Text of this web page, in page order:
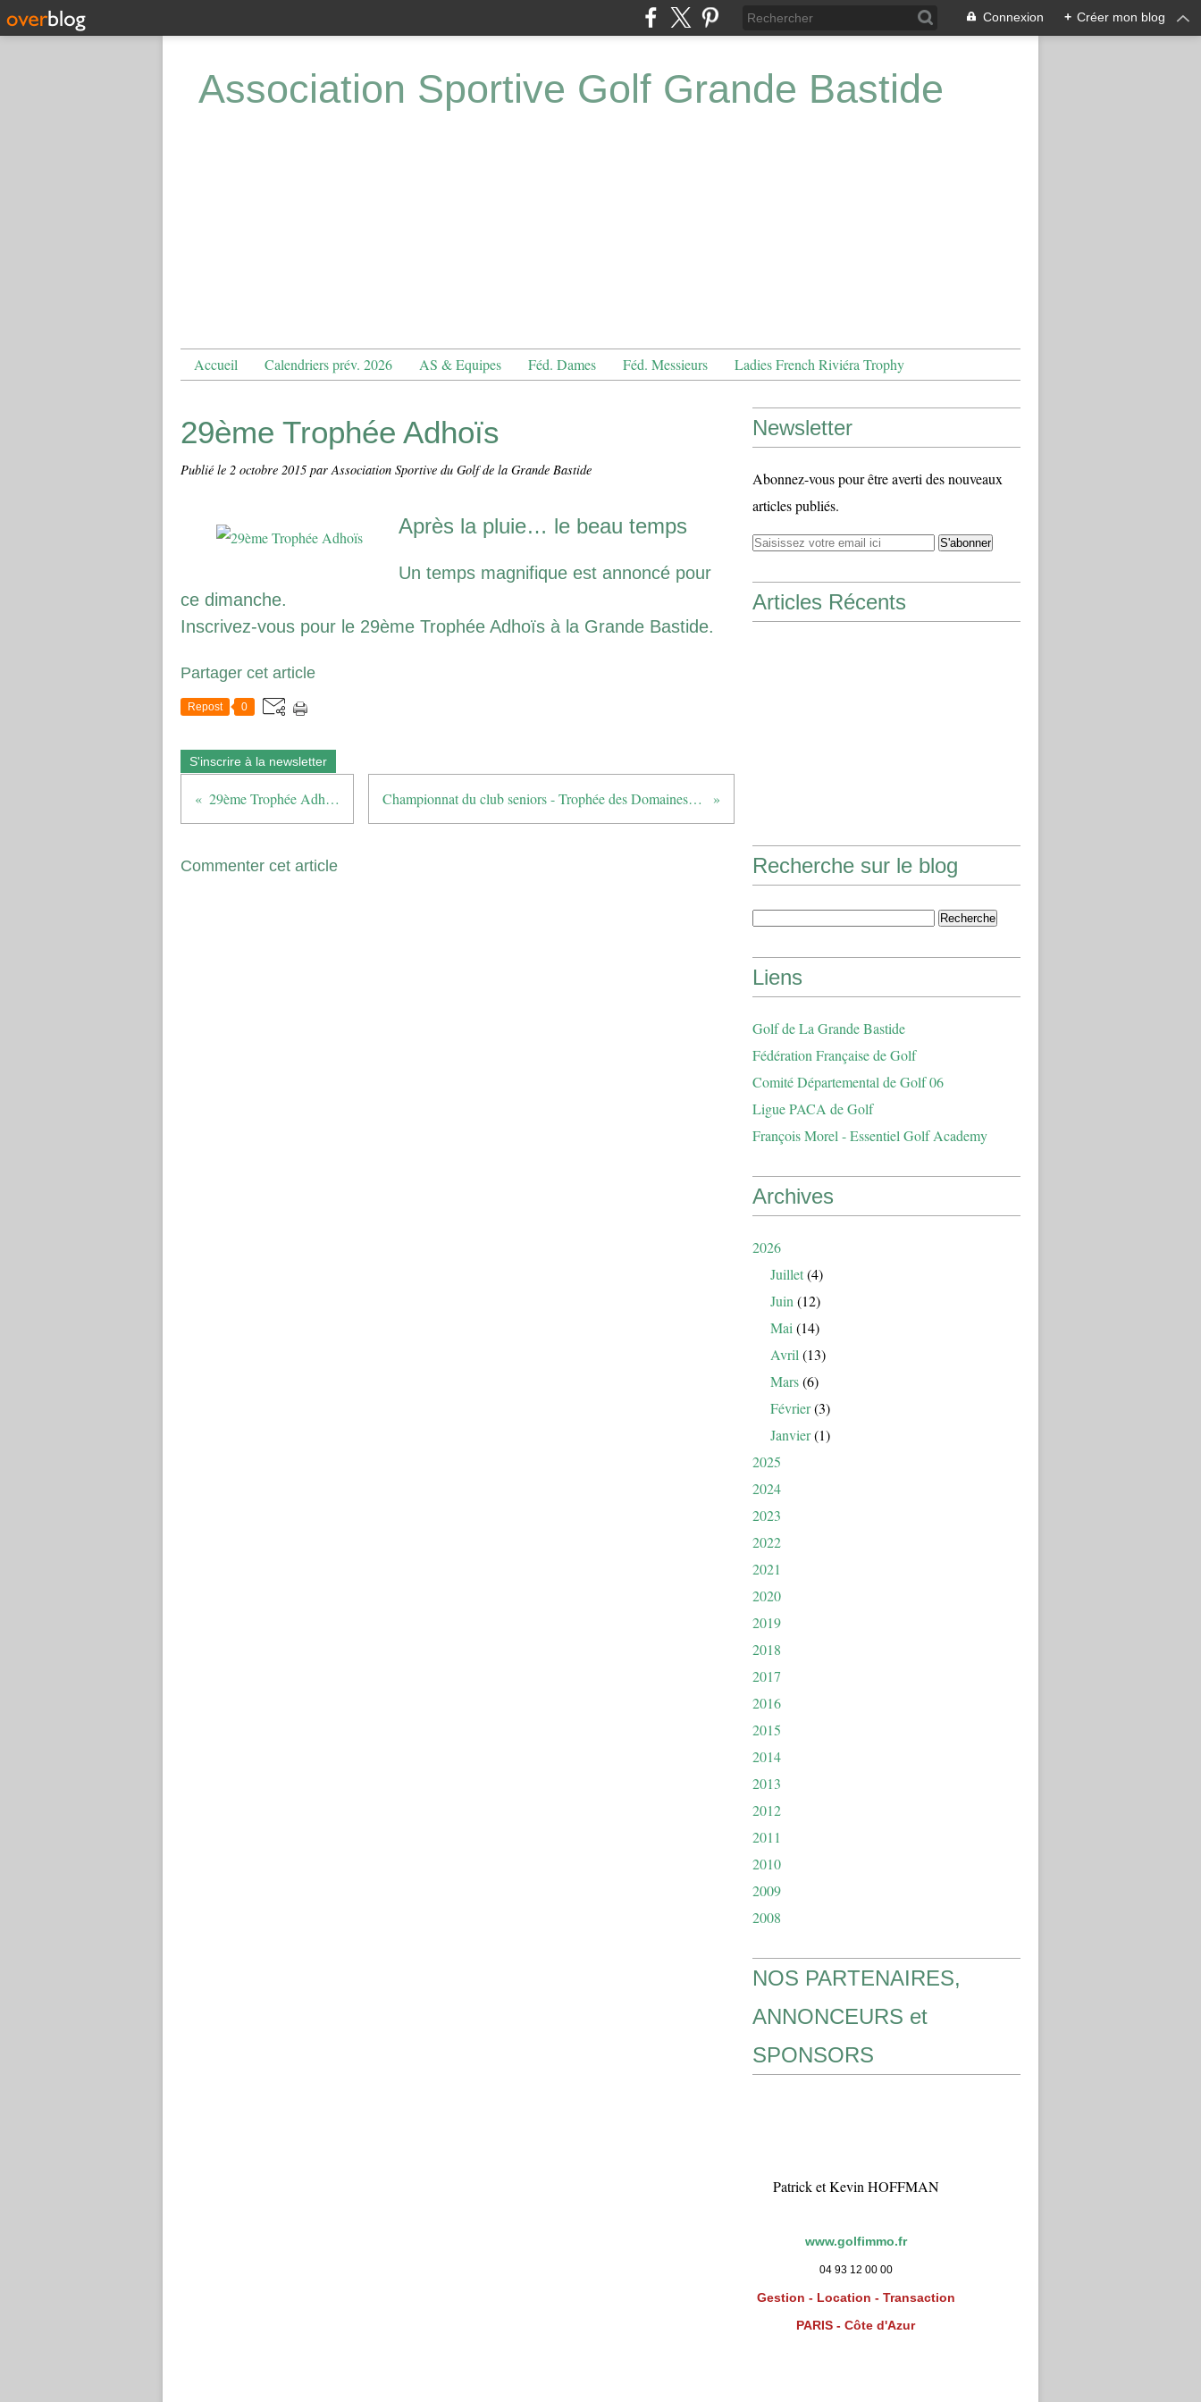
Connexion + Créer mon blog
Association Sportive Golf Grande Bastide
Accueil Calendriers prév. 2026 AS & Equipes Féd. Dames Féd. Messieurs Ladies French Riviéra Trophy
29ème Trophée Adhoïs
Publié le 2 octobre 2015 par Association Sportive du Golf de la Grande Bastide
Après la pluie… le beau temps
Un temps magnifique est annoncé pour
ce dimanche.
Inscrivez-vous pour le 29ème Trophée Adhoïs à la Grande Bastide.
Partager cet article
Repost 0
S'inscrire à la newsletter
29ème Trophée Adhoïs Championnat du club seniors - Trophée des Domaines Ott
Commenter cet article
Newsletter
Abonnez-vous pour être averti des nouveaux
articles publiés.
Articles Récents
Recherche sur le blog
Liens
Golf de La Grande Bastide
Fédération Française de Golf
Comité Départemental de Golf 06
Ligue PACA de Golf
François Morel - Essentiel Golf Academy
Archives
2026
Juillet(4)
Juin (12)
Mai (14)
Avril (13)
Mars(6)
Février(3)
Janvier(1)
2025
2024
2023
2022
2021
2020
2019
2018
2017
2016
2015
2014
2013
2012
2011
2010
2009
2008
NOS PARTENAIRES,
ANNONCEURS et
SPONSORS
Patrick et Kevin HOFFMAN
www.golfimmo.fr
04 93 12 00 00
Gestion - Location - Transaction
PARIS - Côte d'Azur